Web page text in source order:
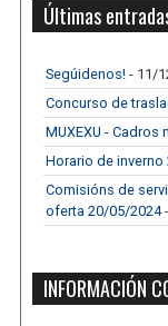
Últimas
Segúidenos! - 11/
Concurso de
MUXEXU -
Horario de inverno
Comisións de
oferta 20/05/2024
INFORMACIÓN